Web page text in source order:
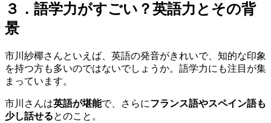
３．語学力がすごい？英語力とその背
景
市川紗椰さんといえば、英語の発音がきれいで、知的な印象
を持つ方も多いのではないでしょうか。語学力にも注目が集
まっています。
市川さんは英語が堪能で、さらにフランス語やスペイン語も
少し話せるとのこと。